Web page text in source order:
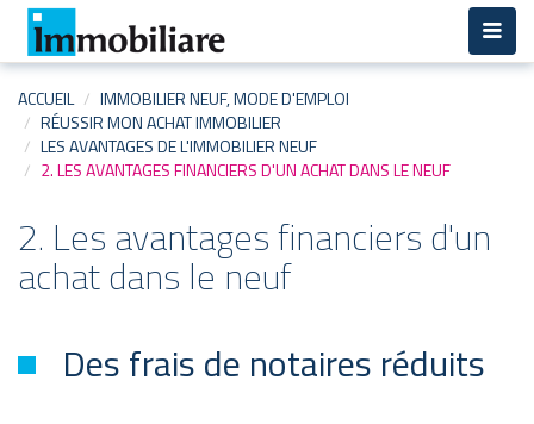
Aller
contenu
ACCUEIL
IMMOBILIER NEUF, MODE D'EMPLOI
RÉUSSIR MON ACHAT IMMOBILIER
LES AVANTAGES DE L'IMMOBILIER NEUF
2. LES AVANTAGES FINANCIERS D'UN ACHAT DANS LE NEUF
2. Les avantages financiers d'un
achat dans le neuf
Des frais de notaires réduits